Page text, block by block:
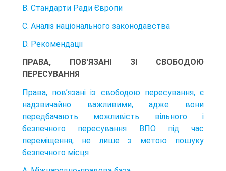
B. Стандарти Ради Європи
C. Аналіз національного законодавства
D. Рекомендації
ПРАВА, ПОВ'ЯЗАНІ ЗІ СВОБОДОЮ
ПЕРЕСУВАННЯ
Права, пов’язані із свободою пересування, є
надзвичайно важливими, адже вони
передбачають можливість вільного і
безпечного пересування ВПО під час
переміщення, не лише з метою пошуку
безпечного місця